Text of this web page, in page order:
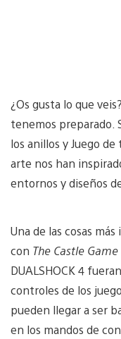
¿Os gusta lo que
tenemos preparado.
los anillos y Juego
arte nos han
entornos y diseños
Una de las cosas
con The Castle Game
DUALSHOCK 4
controles de los
pueden llegar a ser
en los mandos de